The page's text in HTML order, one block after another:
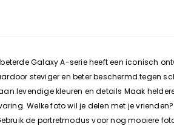
Galaxy A-serie heeft een iconisch
steviger en beter beschermd tegen
levendige kleuren en details Maak
Welke foto wil je delen met je
de portretmodus voor nog mooiere